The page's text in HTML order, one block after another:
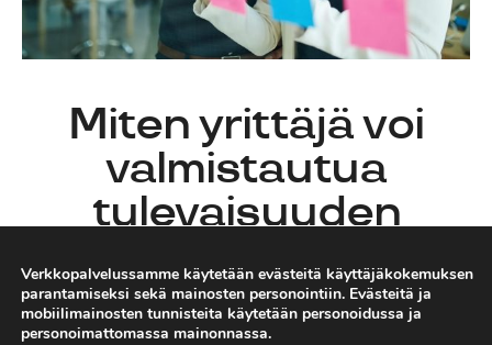
Miten yrittäjä voi
valmistautua
tulevaisuuden
muutoksiin?
Verkkopalvelussamme käytetään evästeitä käyttäjäkokemuksen
parantamiseksi sekä mainosten personointiin. Evästeitä ja
mobiilimainosten tunnisteita käytetään personoidussa ja
personoimattomassa mainonnassa.